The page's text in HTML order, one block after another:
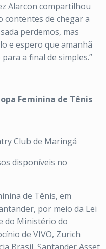
Alarcon compartilhou
contentes de chegar a
perdemos, mas
e espero que amanhã
a final de simples.”
Feminina de Tênis
Club de Maringá
disponíveis no
de Tênis, em
por meio da Lei
do Ministério do
de VIVO, Zurich